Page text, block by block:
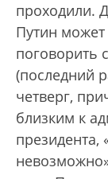
проходили.
Путин может
поговорить
(последний
четверг,
близким к
президента,